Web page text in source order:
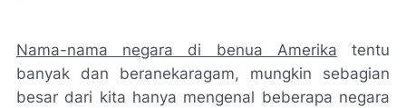
Nama-nama negara di benua Amerika tentu
banyak dan beranekaragam, mungkin sebagian
besar dari kita hanya mengenal beberapa negara